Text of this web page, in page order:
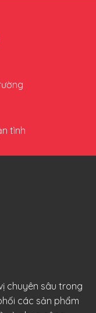
tình
chuyên sâu trong
các sản phẩm